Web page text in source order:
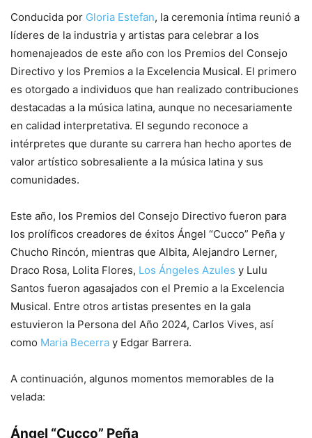
Conducida por Gloria Estefan, la ceremonia íntima reunió a
líderes de la industria y artistas para celebrar a los
homenajeados de este año con los Premios del Consejo
Directivo y los Premios a la Excelencia Musical. El primero
es otorgado a individuos que han realizado contribuciones
destacadas a la música latina, aunque no necesariamente
en calidad interpretativa. El segundo reconoce a
intérpretes que durante su carrera han hecho aportes de
valor artístico sobresaliente a la música latina y sus
comunidades.
Este año, los Premios del Consejo Directivo fueron para
los prolíficos creadores de éxitos Ángel “Cucco” Peña y
Chucho Rincón, mientras que Albita, Alejandro Lerner,
Draco Rosa, Lolita Flores, Los Ángeles Azules y Lulu
Santos fueron agasajados con el Premio a la Excelencia
Musical. Entre otros artistas presentes en la gala
estuvieron la Persona del Año 2024, Carlos Vives, así
como Maria Becerra y Edgar Barrera.
A continuación, algunos momentos memorables de la
velada:
Ángel “Cucco” Peña